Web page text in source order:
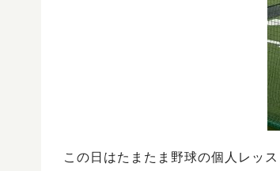
この日はたまたま野球の個人レッ